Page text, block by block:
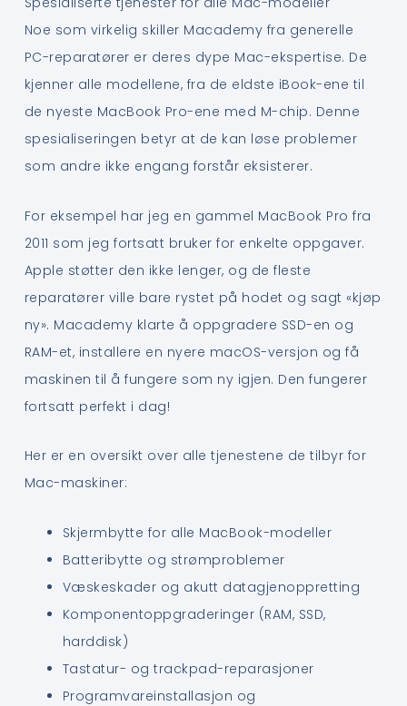
Noe som virkelig skiller Macademy fra generelle
PC-reparatører er deres dype Mac-ekspertise. De
kjenner alle modellene, fra de eldste iBook-ene til
de nyeste MacBook Pro-ene med M-chip. Denne
spesialiseringen betyr at de kan løse problemer
som andre ikke engang forstår eksisterer.
For eksempel har jeg en gammel MacBook Pro fra
2011 som jeg fortsatt bruker for enkelte oppgaver.
Apple støtter den ikke lenger, og de fleste
reparatører ville bare rystet på hodet og sagt «kjøp
ny». Macademy klarte å oppgradere SSD-en og
RAM-et, installere en nyere macOS-versjon og få
maskinen til å fungere som ny igjen. Den fungerer
fortsatt perfekt i dag!
Her er en oversikt over alle tjenestene de tilbyr for
Mac-maskiner:
Skjermbytte for alle MacBook-modeller
Batteribytte og strømproblemer
Væskeskader og akutt datagjenoppretting
Komponentoppgraderinger (RAM, SSD,
harddisk)
Tastatur- og trackpad-reparasjoner
Programvareinstallasjon og